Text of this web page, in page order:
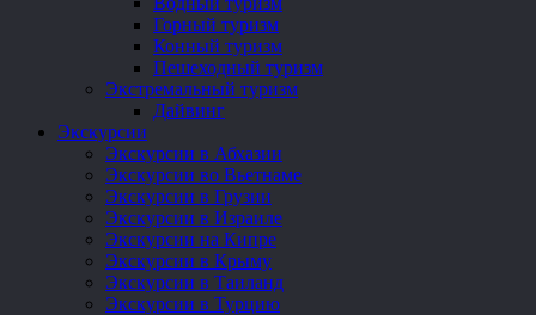
Горный туризм
Конный туризм
Пешеходный туризм
Экстремальный туризм
Дайвинг
Экскурсии
Экскурсии в Абхазии
Экскурсии во Вьетнаме
Экскурсии в Грузии
Экскурсии в Израиле
Экскурсии на Кипре
Экскурсии в Крыму
Экскурсии в Таиланд
Экскурсии в Турцию